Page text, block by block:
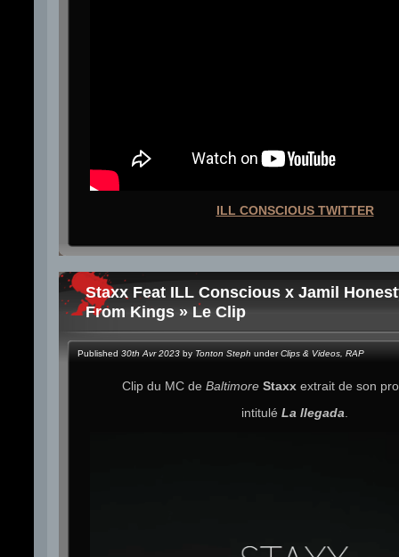
ILL CONSCIOUS TWITTER
Staxx Feat ILL Conscious x Jamil
From Kings » Le Clip
Published 30th Avr 2023 by Tonton Steph underClips & Videos RAP
Clip du MC de Baltimore Staxx extrait de son
intitulé La llegada